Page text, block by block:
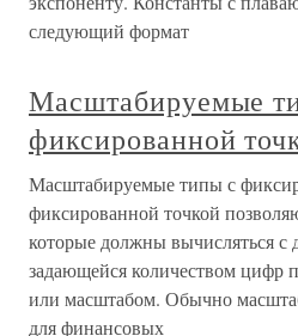
следующий формат
Масштабируемые
фиксированной
Масштабируемые типы с
фиксированной точкой
которые должны вычисляться с
задающейся количеством цифр
или масштабом. Обычно
для финансовых